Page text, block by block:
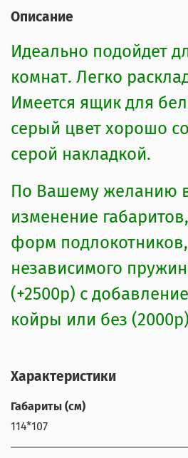
Описание
Идеально подойдет
комнат. Легко
Имеется ящик для
серый цвет хорошо
серой накладкой.
По Вашему желанию
изменение
форм подлокотников,
независимого
(+2500р) с
койры или без
Характеристики
Габариты (см)
114*107